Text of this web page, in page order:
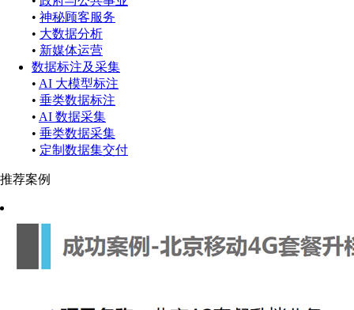
• 神秘顾客服务
• 大数据分析
• 新媒体运营
数据标注及采集
• AI 大模型标注
• 垂类数据标注
• AI 数据采集
• 垂类数据采集
• 定制数据集交付
推荐案例